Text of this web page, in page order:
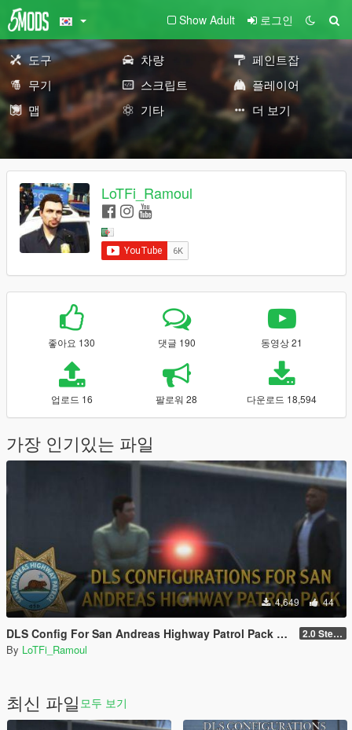
Show Adult 로그인
도구 차량
페인트잡
무기
스크립트
플레이어
맵
기타 더 보기
LoTFi_Ramoul
좋아요 130 댓글 190 동영상 21
업로드 16 팔로워 28 다운로드 18,594
가장 인기있는 파일
4,649 44
DLS Config For San Andreas Highway Patrol Pack By Nacho 2.0 Steady Burn
By LoTFi_Ramoul
최신 파일 모두 보기